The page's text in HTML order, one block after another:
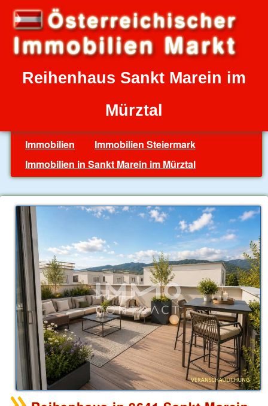
Reihenhaus Sankt Marein im
Mürztal
Immobilien
Immobilien Steiermark
Immobilien in Sankt Marein im Mürztal